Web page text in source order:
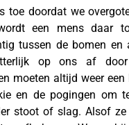
toe doordat we
een mens daar
tussen de bomen en
op ons af
moeten altijd weer een
en de pogingen om
stoot of slag. Alsof ze